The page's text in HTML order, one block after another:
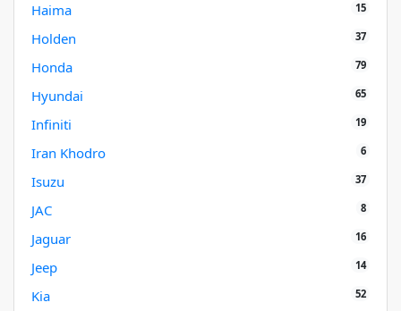
Haima 15
Holden 37
Honda 79
Hyundai 65
Infiniti 19
Iran Khodro 6
Isuzu 37
JAC 8
Jaguar 16
Jeep 14
Kia 52